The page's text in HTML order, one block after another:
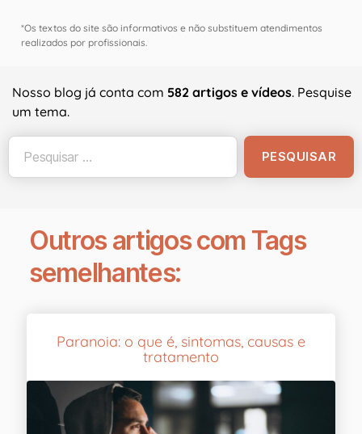
*Os textos do site são informativos e não substituem atendimentos
realizados por profissionais.
Nosso blog já conta com 582 artigos e vídeos. Pesquise
um tema.
Outros artigos com Tags
semelhantes:
Paranoia: o que é, sintomas, causas e
tratamento